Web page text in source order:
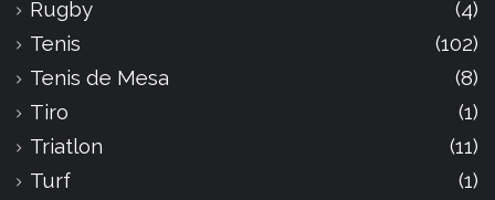
Rugby
(4)
Tenis
(102)
Tenis de Mesa
(8)
Tiro
(1)
Triatlon
(11)
Turf
(1)